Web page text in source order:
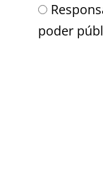
poder